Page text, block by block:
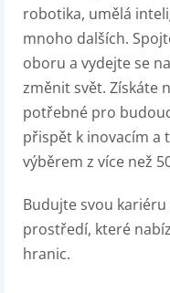
robotika, umělá
mnoho dalších.
oboru a vydejte se
změnit svět. Získáte
potřebné pro
přispět k inovacím a
výběrem z více než
Budujte svou
prostředí, které
hranic.